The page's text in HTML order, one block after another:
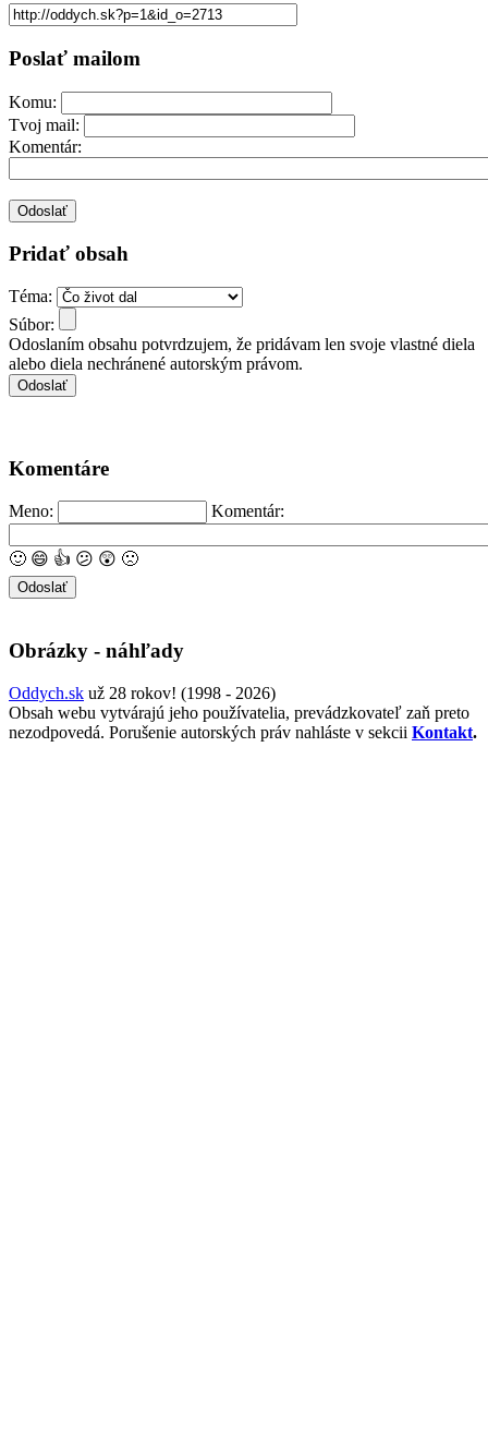
Poslať mailom
Komu:
Tvoj mail:
Komentár:
Pridať obsah
Téma:
Súbor:
Odoslaním obsahu potvrdzujem, že pridávam len svoje vlastné diela
alebo diela nechránené autorským právom.
Komentáre
Meno: Komentár:
🙂 😄 👍 😕 😲 🙁
Obrázky - náhľady
Oddych.sk už 28 rokov! (1998 - 2026)
Obsah webu vytvárajú jeho používatelia, prevádzkovateľ zaň preto
nezodpovedá. Porušenie autorských práv nahláste v sekcii Kontakt.